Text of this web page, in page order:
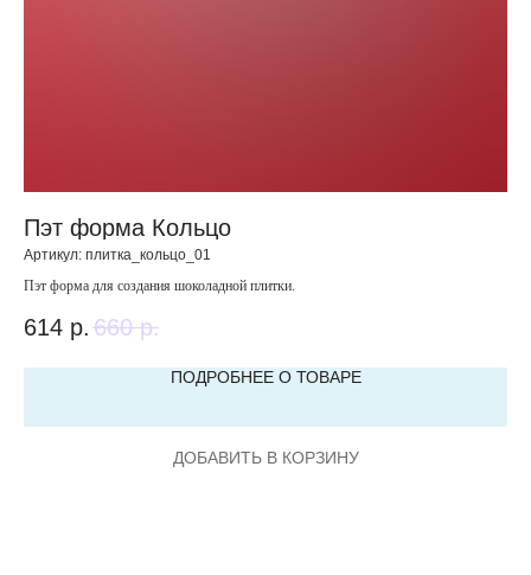
Пэт форма Кольцо
Артикул: плитка_кольцо_01
Пэт форма для создания шоколадной плитки.
614 р. 660 р.
ПОДРОБНЕЕ О ТОВАРЕ
ДОБАВИТЬ В КОРЗИНУ